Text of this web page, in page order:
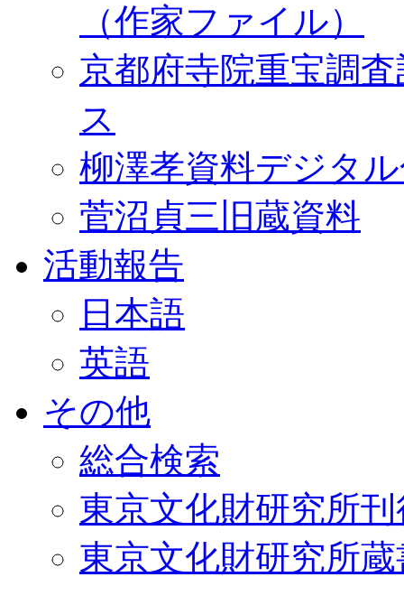
（作家ファイル）
京都府寺院重宝調
ス
柳澤孝資料デジタ
菅沼貞三旧蔵資料
活動報告
日本語
英語
その他
総合検索
東京文化財研究所
東京文化財研究所